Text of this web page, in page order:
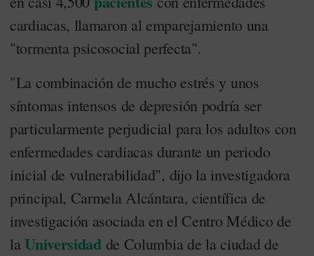
cardiacas, llamaron al emparejamiento una
"tormenta psicosocial perfecta".
"La combinación de mucho estrés y unos
síntomas intensos de depresión podría ser
particularmente perjudicial para los adultos con
enfermedades cardiacas durante un periodo
inicial de vulnerabilidad", dijo la investigadora
principal, Carmela Alcántara, científica de
investigación asociada en el Centro Médico de
laUniversidadde Columbia de la ciudad de